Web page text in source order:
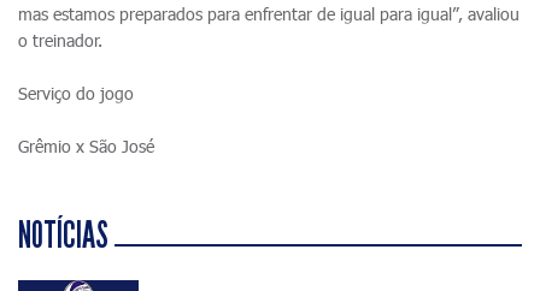
mas estamos preparados para enfrentar de igual para igual”, avaliou
o treinador.
Serviço do jogo
Grêmio x São José
NOTÍCIAS